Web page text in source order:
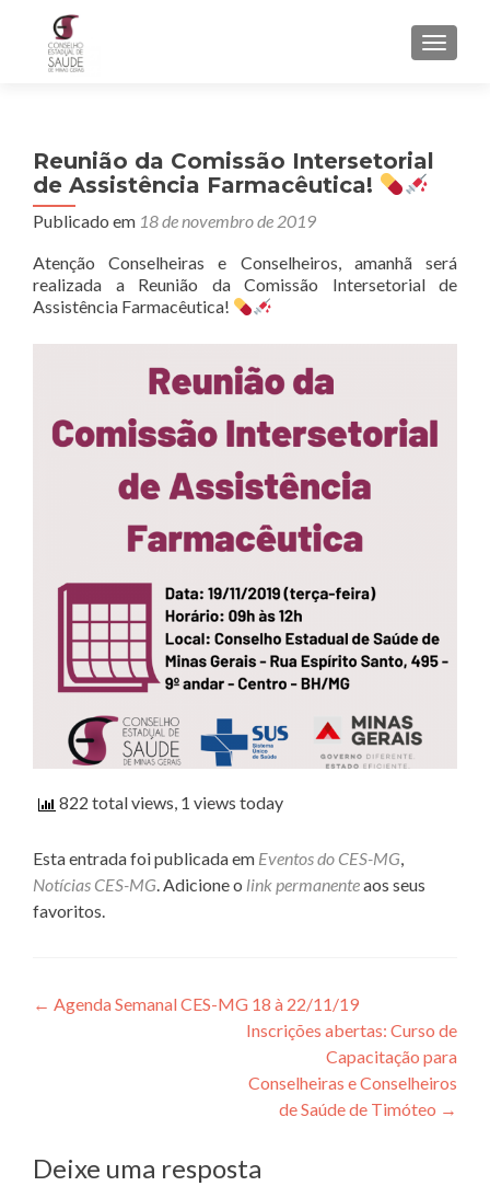
Reunião da Comissão Intersetorial
de Assistência Farmacêutica!
Publicado em 18 de novembro de 2019
Atenção Conselheiras e Conselheiros, amanhã será
realizada a Reunião da Comissão Intersetorial de
Assistência Farmacêutica!
822 total views, 1 views today
Esta entrada foi publicada em Eventos do CES-MG,
Notícias CES-MG. Adicione o link permanenteaos seus
favoritos.
Navegação de Post
← Agenda Semanal CES-MG 18 à 22/11/19
Inscrições abertas: Curso de
Capacitação para
Conselheiras e Conselheiros
de Saúde de Timóteo →
Deixe uma resposta